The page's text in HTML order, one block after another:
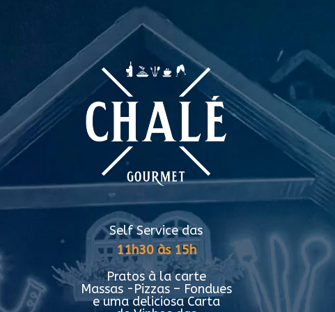
Self Service das
11h30 às 15h
Pratos à la carte
Massas -Pizzas – Fondues
e uma deliciosa Carta